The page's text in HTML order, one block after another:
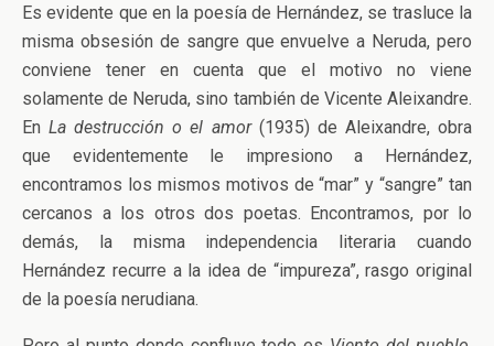
Es evidente que en la poesía de Hernández, se trasluce la
misma obsesión de sangre que envuelve a Neruda, pero
conviene tener en cuenta que el motivo no viene
solamente de Neruda, sino también de Vicente Aleixandre.
EnLa destrucción o el amor(1935) de Aleixandre, obra
que evidentemente le impresiono a Hernández,
encontramos los mismos motivos de “mar” y “sangre” tan
cercanos a los otros dos poetas. Encontramos, por lo
demás, la misma independencia literaria cuando
Hernández recurre a la idea de “impureza”, rasgo original
de la poesía nerudiana.